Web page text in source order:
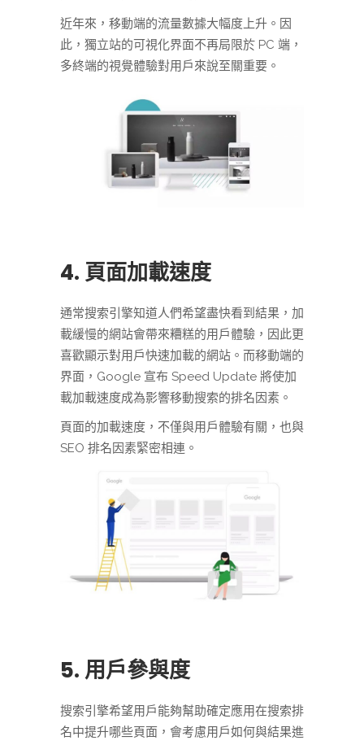
近年來，移動端的流量數據大幅度上升。因
此，獨立站的可視化界面不再局限於 PC 端，
多終端的視覺體驗對用戶來說至關重要。
4. 頁面加載速度
通常搜索引擎知道人們希望盡快看到結果，加
載緩慢的網站會帶來糟糕的用戶體驗，因此更
喜歡顯示對用戶快速加載的網站。而移動端的
界面，Google 宣布 Speed Update 將使加
載加載速度成為影響移動搜索的排名因素。
頁面的加載速度，不僅與用戶體驗有關，也與
SEO 排名因素緊密相連。
5. 用戶參與度
搜索引擎希望用戶能夠幫助確定應用在搜索排
名中提升哪些頁面，會考慮用戶如何與結果進